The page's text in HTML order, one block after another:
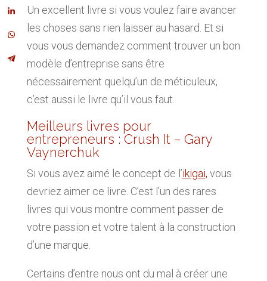
Un excellent livre si vous voulez faire avancer
les choses sans rien laisser au hasard. Et si
vous vous demandez comment trouver un bon
modèle d’entreprise sans être
nécessairement quelqu’un de méticuleux,
c’est aussi le livre qu’il vous faut.
Meilleurs livres pour
entrepreneurs : Crush It – Gary
Vaynerchuk
Si vous avez aimé le concept de l’ikigai, vous
devriez aimer ce livre. C’est l’un des rares
livres qui vous montre comment passer de
votre passion et votre talent à la construction
d’une marque.
Certains d’entre nous ont du mal à créer une